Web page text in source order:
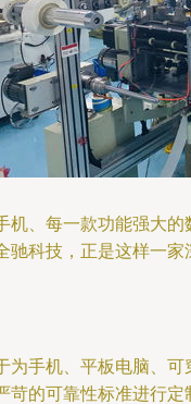
、每一款功能强大
科技，正是这样一
手机、平板电脑、
的可靠性标准进行